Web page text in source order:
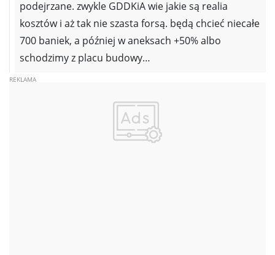
podejrzane. zwykle GDDKiA wie jakie są realia
kosztów i aż tak nie szasta forsą. będą chcieć niecałe
700 baniek, a później w aneksach +50% albo
schodzimy z placu budowy…